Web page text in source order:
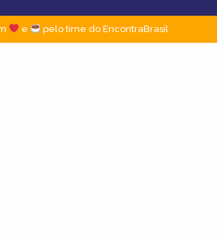
e pelo time do EncontraBrasil